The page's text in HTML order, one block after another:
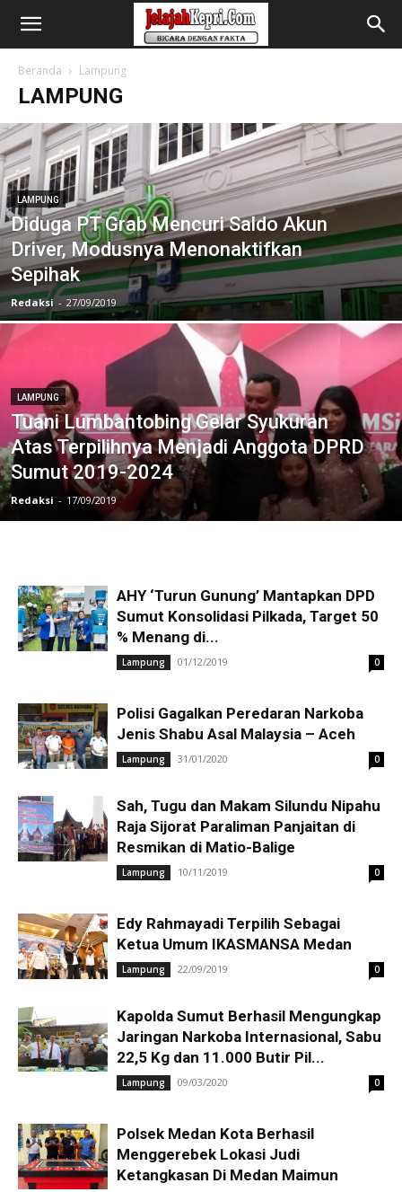
Beranda Lampung
LAMPUNG
LAMPUNG
Diduga PT Grab Mencuri Saldo Akun
Driver, Modusnya Menonaktifkan
Sepihak
Redaksi - 27/09/2019
LAMPUNG
Tuani Lumbantobing Gelar Syukuran
Atas Terpilihnya Menjadi Anggota DPRD
Sumut 2019-2024
Redaksi - 17/09/2019
AHY ‘Turun Gunung’ Mantapkan DPD
Sumut Konsolidasi Pilkada, Target 50
% Menang di...
Lampung 01/12/2019 0
Polisi Gagalkan Peredaran Narkoba
Jenis Shabu Asal Malaysia – Aceh
Lampung 31/01/2020 0
Sah, Tugu dan Makam Silundu Nipahu
Raja Sijorat Paraliman Panjaitan di
Resmikan di Matio-Balige
Lampung 10/11/2019 0
Edy Rahmayadi Terpilih Sebagai
Ketua Umum IKASMANSA Medan
Lampung 22/09/2019 0
Kapolda Sumut Berhasil Mengungkap
Jaringan Narkoba Internasional, Sabu
22,5 Kg dan 11.000 Butir Pil...
Lampung 09/03/2020 0
Polsek Medan Kota Berhasil
Menggerebek Lokasi Judi
Ketangkasan Di Medan Maimun